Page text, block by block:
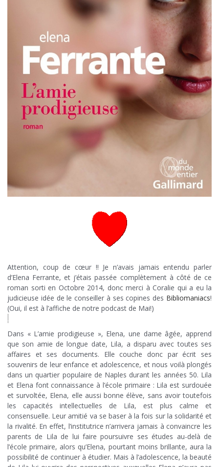
Attention, coup de cœur !! Je n’avais jamais entendu parler
d’Elena Ferrante, et j’étais passée complètement à côté de ce
roman sorti en Octobre 2014, donc merci à Coralie qui a eu la
judicieuse idée de le conseiller à ses copines des Bibliomaniacs!
(Oui, il est à l’affiche de notre podcast de Mai!)
.
Dans « L’amie prodigieuse », Elena, une dame âgée, apprend
que son amie de longue date, Lila, a disparu avec toutes ses
affaires et ses documents. Elle couche donc par écrit ses
souvenirs de leur enfance et adolescence, et nous voilà plongés
dans un quartier populaire de Naples durant les années 50. Lila
et Elena font connaissance à l’école primaire : Lila est surdouée
et survoltée, Elena, elle aussi bonne élève, sans avoir toutefois
les capacités intellectuelles de Lila, est plus calme et
consensuelle. Leur amitié va se baser à la fois sur la solidarité et
la rivalité. En effet, l’institutrice n’arrivera jamais à convaincre les
parents de Lila de lui faire poursuivre ses études au-delà de
l’école primaire, alors qu’Elena, pourtant moins brillante, aura la
possibilité de continuer à étudier. Mais à l’adolescence, la beauté